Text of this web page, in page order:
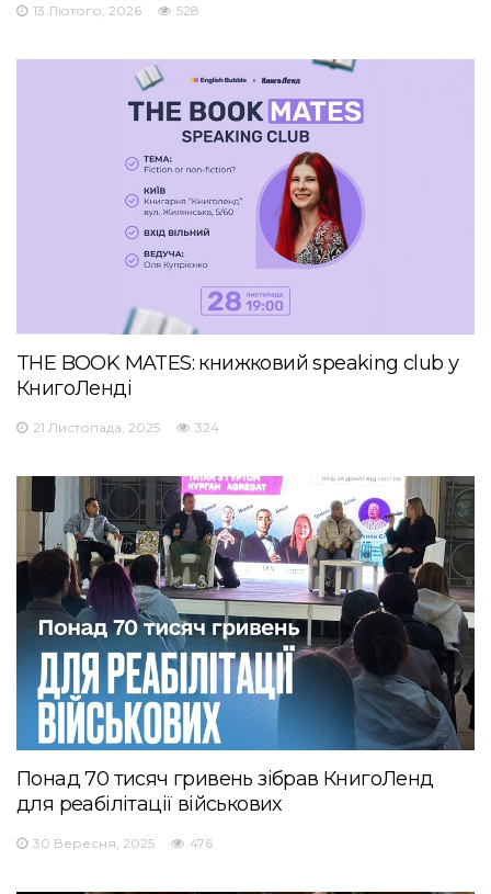
13 Лютого, 2026 528
THE BOOK MATES: книжковий speaking club у
КнигоЛенді
21 Листопада, 2025 324
Понад 70 тисяч гривень зібрав КнигоЛенд
для реабілітації військових
30 Вересня, 2025 476